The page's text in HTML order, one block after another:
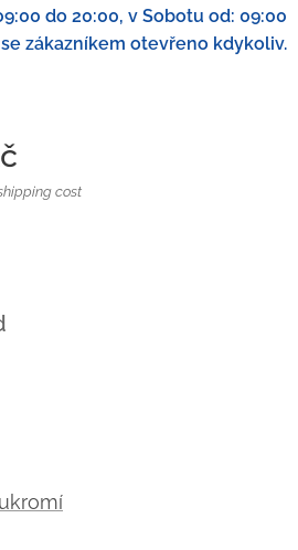
do 20:00, v Sobotu od: 09:00
zákazníkem otevřeno kdykoliv.
cost